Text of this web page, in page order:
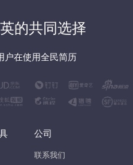
的共同选择
户在使用全民简历
公司
联系我们